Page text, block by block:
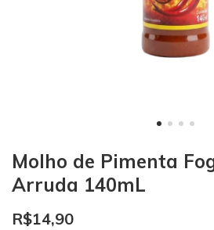
Molho de Pimenta
Arruda 140mL
R$14,90